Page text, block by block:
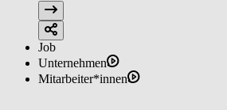
Job
Unternehmen
Mitarbeiter*innen